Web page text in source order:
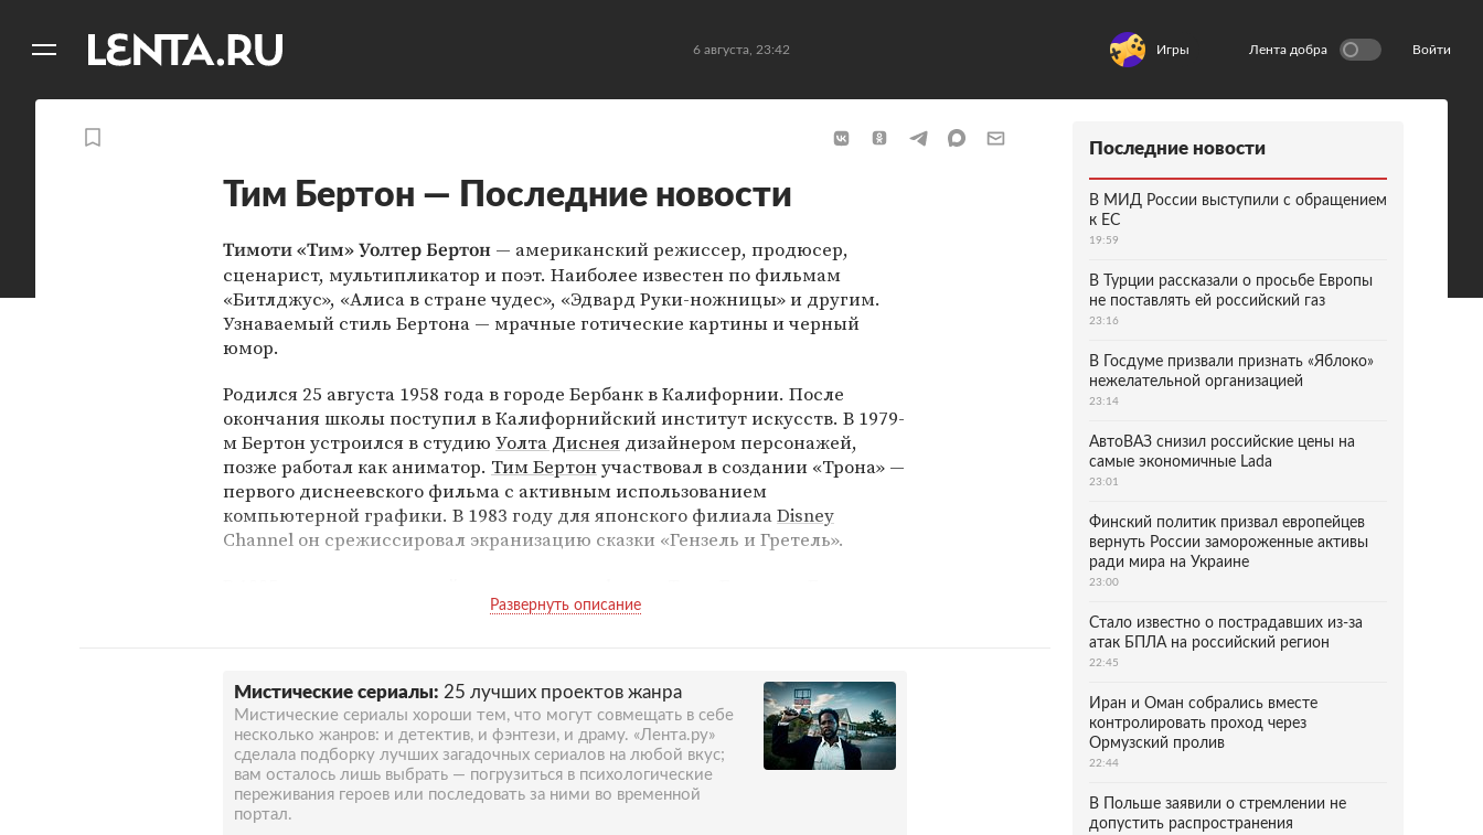
6 августа, 23:42 Игры Лента добра Войти
Тим Бертон — Последние новости
Тимоти «Тим» Уолтер Бертон — американский режиссер, продюсер,
сценарист, мультипликатор и поэт. Наиболее известен по фильмам
«Битлджус», «Алиса в стране чудес», «Эдвард Руки-ножницы» и другим.
Узнаваемый стиль Бертона — мрачные готические картины и черный
юмор.
Родился 25 августа 1958 года в городе Бербанк в Калифорнии. После
окончания школы поступил в Калифорнийский институт искусств. В 1979-
м Бертон устроился в студию Уолта Диснея дизайнером персонажей,
позже работал как аниматор. Тим Бертонучаствовал в создании «Трона» —
первого диснеевского фильма с активным использованием
компьютерной графики. В 1983 году для японского филиалаDisney
Channel он срежиссировал экранизацию сказки «Гензель и Гретель».
приключение Пи-Ви». После этого вышли одни из самых известных
Деппом. В 1990-х он снял одни из наиболее атмосферных и известных
своих картин: «Эдвард Руки-ножницы» и «Сонная Лощина».
В 2000-х Бертон выпустил ленту «Чарли и шоколадная фабрика» и
кукольный мультфильм «Труп невесты». За последний в 2005 году
режиссера номинировали на «Оскар». В 2007-м Бертон получил главную
награду Венецианского кинофестиваля за достижения в жизни и
Мистические сериалы: 25 лучших проектов жанра
Мистические сериалы хороши тем, что могут совмещать в себе
несколько жанров: и детектив, и фэнтези, и драму. «Лента.ру»
сделала подборку лучших загадочных сериалов на любой вкус;
вам осталось лишь выбрать — погрузиться в психологические
переживания героев или последовать за ними во временной
портал.
Последние новости
В МИД России выступили с обращением
к ЕС
19:59
В Турции рассказали о просьбе Европы
не поставлять ей российский газ
23:16
В Госдуме призвали признать «Яблоко»
нежелательной организацией
23:14
АвтоВАЗ снизил российские цены на
самые экономичные Lada
23:01
Финский политик призвал европейцев
вернуть России замороженные активы
ради мира на Украине
23:00
Стало известно о пострадавших из-за
атак БПЛА на российский регион
22:45
Иран и Оман собрались вместе
контролировать проход через
Ормузский пролив
22:44
В Польше заявили о стремлении не
допустить распространения